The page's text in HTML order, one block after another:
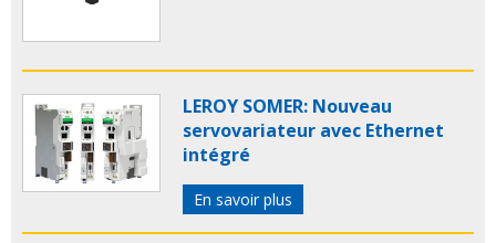
LEROY SOMER: Nouveau
servovariateur avec Ethernet
intégré
En savoir plus